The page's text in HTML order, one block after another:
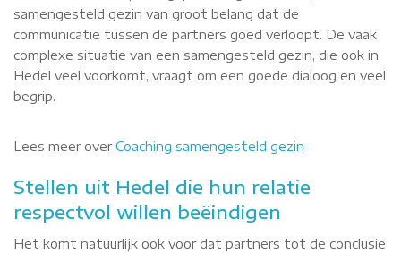
samengesteld gezin van groot belang dat de
communicatie tussen de partners goed verloopt. De vaak
complexe situatie van een samengesteld gezin, die ook in
Hedel veel voorkomt, vraagt om een goede dialoog en veel
begrip.
Lees meer overCoaching samengesteld gezin
Stellen uit Hedel die hun relatie
respectvol willen beëindigen
Het komt natuurlijk ook voor dat partners tot de conclusie